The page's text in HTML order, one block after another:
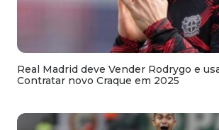
Real Madrid deve Vender Rodrygo e
Contratar novo Craque em 2025